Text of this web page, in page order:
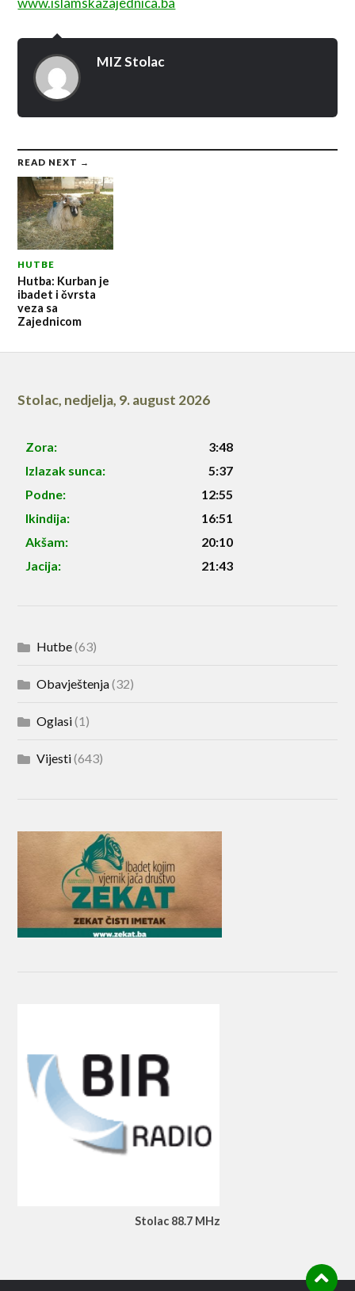
MIZ Stolac
READ NEXT →
HUTBE
Hutba: Kurban je
ibadet i čvrsta
veza sa
Zajednicom
Stolac, nedjelja, 9. august 2026
Zora:
3:48
Izlazak sunca:
5:37
Podne:
12:55
Ikindija:
16:51
Akšam:
20:10
Jacija:
21:43
Hutbe(63)
Obavještenja(32)
Oglasi(1)
Vijesti(643)
Stolac 88.7 MHz